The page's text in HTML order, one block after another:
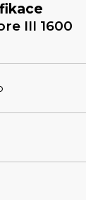
III 1600